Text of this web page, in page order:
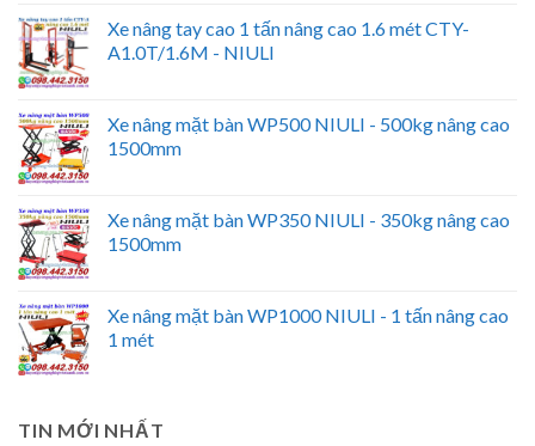
Xe nâng tay cao 1 tấn nâng cao 1.6 mét CTY-
A1.0T/1.6M - NIULI
Xe nâng mặt bàn WP500 NIULI - 500kg nâng cao
1500mm
Xe nâng mặt bàn WP350 NIULI - 350kg nâng cao
1500mm
Xe nâng mặt bàn WP1000 NIULI - 1 tấn nâng cao
1 mét
TIN MỚI NHẤT